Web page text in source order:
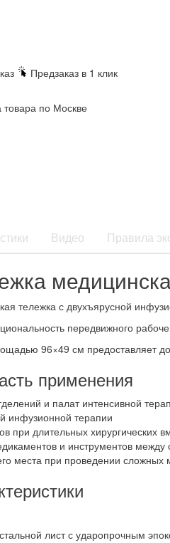
Предзаказ в 1 клик
товара по Москве
Видео Правила
тележка с двухъярусной
передвижного
96×49 см предоставляет
применения
и палат интенсивной
инфузионной терапии
при длительных хирургических
и инструментов между
места при проведении сложных
стальной лист с ударопрочным